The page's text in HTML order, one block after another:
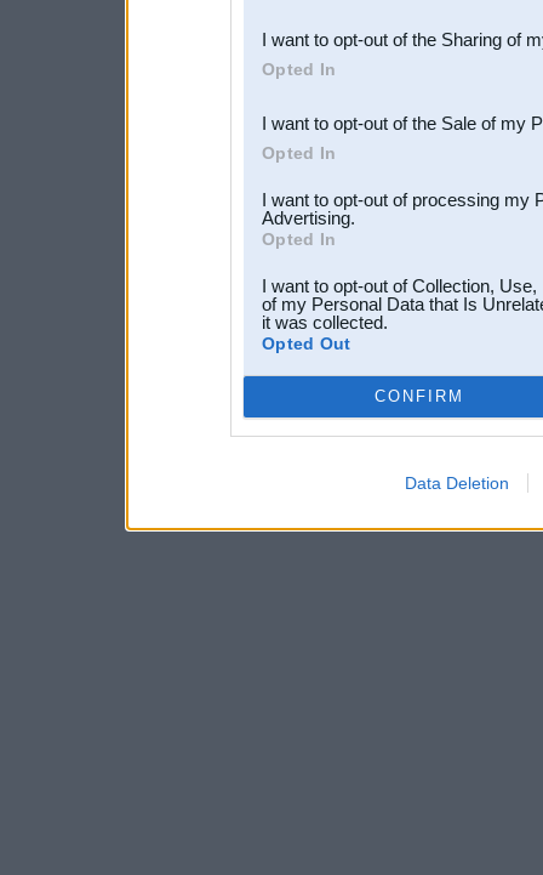
Downstream Participants
third parties.
I want to opt-out of the Sharing of
Opted In
I want to opt-out of the Sale of my
Opted In
I want to opt-out of processing my
Advertising.
Opted In
I want to opt-out of Collection,
of my Personal Data that Is
it was collected.
Opted Out
CONFIRM
Data Deletion